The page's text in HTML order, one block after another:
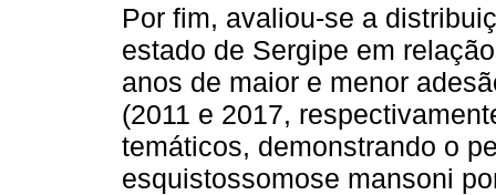
Por fim, avaliou-se a
estado de Sergipe em
anos de maior e menor
(2011 e 2017,
temáticos, demonstrando o
esquistossomose mansoni